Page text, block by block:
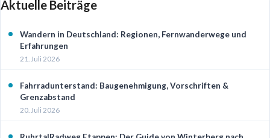
Aktuelle Beiträge
Wandern in Deutschland: Regionen, Fernwanderwege und
Erfahrungen
21. Juli 2026
Fahrradunterstand: Baugenehmigung, Vorschriften &
Grenzabstand
20. Juli 2026